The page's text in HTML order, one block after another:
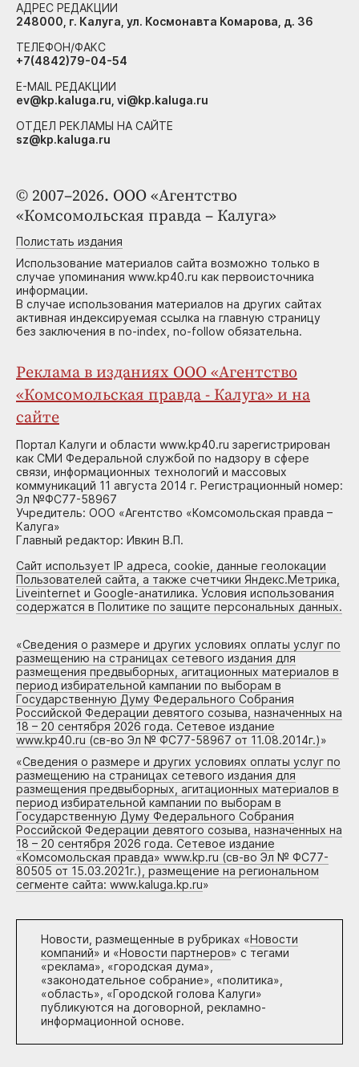
© 2007–2026. ООО «Агентство
«Комсомольская правда – Калуга»
Полистать издания
Использование материалов сайта возможно только в
случае упоминания www.kp40.ru как первоисточника
информации.
В случае использования материалов на других сайтах
активная индексируемая ссылка на главную страницу
без заключения в no-index, no-follow обязательна.
Реклама в изданиях ООО «Агентство
«Комсомольская правда - Калуга» и на
сайте
Портал Калуги и области www.kp40.ru зарегистрирован
как СМИ Федеральной службой по надзору в сфере
связи, информационных технологий и массовых
коммуникаций 11 августа 2014 г. Регистрационный номер:
Эл №ФС77-58967
Учредитель: ООО «Агентство «Комсомольская правда –
Калуга»
Главный редактор: Ивкин В.П.
Сайт использует IP адреса, cookie, данные геолокации
Пользователей сайта, а также счетчики Яндекс.Метрика,
Liveinternet и Google-анатилика. Условия использования
содержатся в Политике по защите персональных данных.
«Сведения о размере и других условиях оплаты услуг по
размещению на страницах сетевого издания для
размещения предвыборных, агитационных материалов в
период избирательной кампании по выборам в
Государственную Думу Федерального Собрания
Российской Федерации девятого созыва, назначенных на
18 – 20 сентября 2026 года. Сетевое издание
www.kp40.ru (св-во Эл № ФС77-58967 от 11.08.2014г.)»
«Сведения о размере и других условиях оплаты услуг по
размещению на страницах сетевого издания для
размещения предвыборных, агитационных материалов в
период избирательной кампании по выборам в
Государственную Думу Федерального Собрания
Российской Федерации девятого созыва, назначенных на
18 – 20 сентября 2026 года. Сетевое издание
«Комсомольская правда» www.kp.ru (св-во Эл № ФС77-
80505 от 15.03.2021г.), размещение на региональном
сегменте сайта: www.kaluga.kp.ru»
Новости, размещенные в рубриках «Новости
компаний» и «Новости партнеров» с тегами
«реклама», «городская дума»,
«законодательное собрание», «политика»,
«область», «Городской голова Калуги»
публикуются на договорной, рекламно-
информационной основе.
АДРЕС РЕДАКЦИИ
248000, г. Калуга, ул. Космонавта Комарова, д. 36
ТЕЛЕФОН/ФАКС
+7(4842)79-04-54
E-MAIL РЕДАКЦИИ
ev@kp.kaluga.ru, vi@kp.kaluga.ru
ОТДЕЛ РЕКЛАМЫ НА САЙТЕ
sz@kp.kaluga.ru